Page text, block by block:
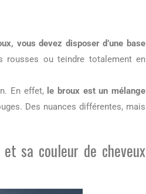
vous devez disposer d’une base
rousses ou teindre totalement en
En effet, le broux est un mélange
Des nuances différentes, mais
sa couleur de cheveux